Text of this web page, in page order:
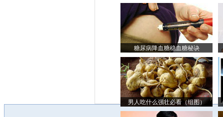
糖尿病降血糖稳血糖秘诀
男人吃什么强壮必看（组图）